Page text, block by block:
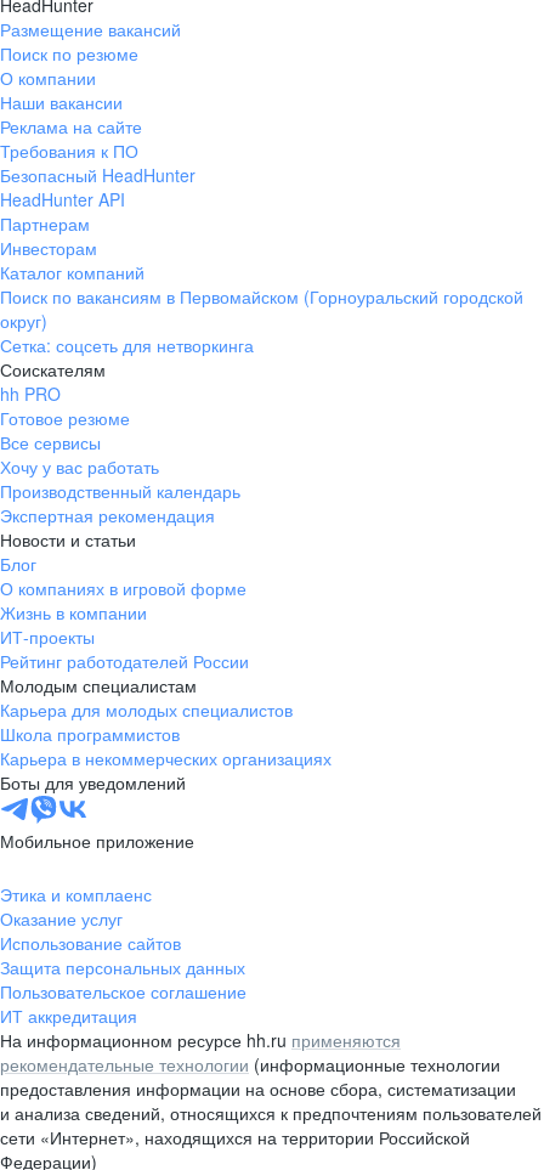
HeadHunter
Размещение вакансий
Поиск по резюме
О компании
Наши вакансии
Реклама на сайте
Требования к ПО
Безопасный HeadHunter
HeadHunter API
Партнерам
Инвесторам
Каталог компаний
Поиск по вакансиям в Первомайском (Горноуральский городской
округ)
Сетка: соцсеть для нетворкинга
Соискателям
hh PRO
Готовое резюме
Все сервисы
Хочу у вас работать
Производственный календарь
Экспертная рекомендация
Новости и статьи
Блог
О компаниях в игровой форме
Жизнь в компании
ИТ-проекты
Рейтинг работодателей России
Молодым специалистам
Карьера для молодых специалистов
Школа программистов
Карьера в некоммерческих организациях
Боты для уведомлений
Мобильное приложение
Этика и комплаенс
Оказание услуг
Использование сайтов
Защита персональных данных
Пользовательское соглашение
ИТ аккредитация
На информационном ресурсе hh.ru применяются
рекомендательные технологии (информационные технологии
предоставления информации на основе сбора, систематизации
и анализа сведений, относящихся к предпочтениям пользователей
сети «Интернет», находящихся на территории Российской
Федерации)